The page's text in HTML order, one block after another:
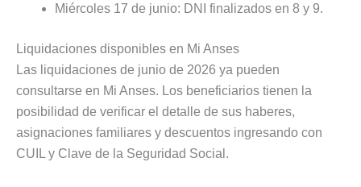
Miércoles 17 de junio: DNI finalizados en 8 y 9.
Liquidaciones disponibles en Mi Anses
Las liquidaciones de junio de 2026 ya pueden
consultarse en Mi Anses. Los beneficiarios tienen la
posibilidad de verificar el detalle de sus haberes,
asignaciones familiares y descuentos ingresando con
CUIL y Clave de la Seguridad Social.